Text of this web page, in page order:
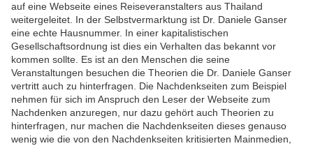
auf eine Webseite eines Reiseveranstalters aus Thailand
weitergeleitet. In der Selbstvermarktung ist Dr. Daniele Ganser
eine echte Hausnummer. In einer kapitalistischen
Gesellschaftsordnung ist dies ein Verhalten das bekannt vor
kommen sollte. Es ist an den Menschen die seine
Veranstaltungen besuchen die Theorien die Dr. Daniele Ganser
vertritt auch zu hinterfragen. Die Nachdenkseiten zum Beispiel
nehmen für sich im Anspruch den Leser der Webseite zum
Nachdenken anzuregen, nur dazu gehört auch Theorien zu
hinterfragen, nur machen die Nachdenkseiten dieses genauso
wenig wie die von den Nachdenkseiten kritisierten Mainmedien,